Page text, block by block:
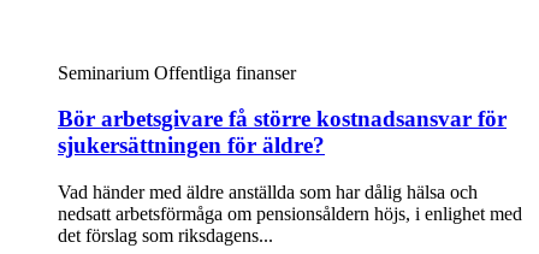
Seminarium Offentliga finanser
Bör arbetsgivare få större kostnadsansvar för
sjukersättningen för äldre?
Vad händer med äldre anställda som har dålig hälsa och
nedsatt arbetsförmåga om pensionsåldern höjs, i enlighet med
det förslag som riksdagens...